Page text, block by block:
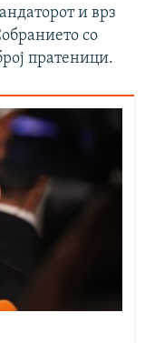
и врз
со
пратеници.